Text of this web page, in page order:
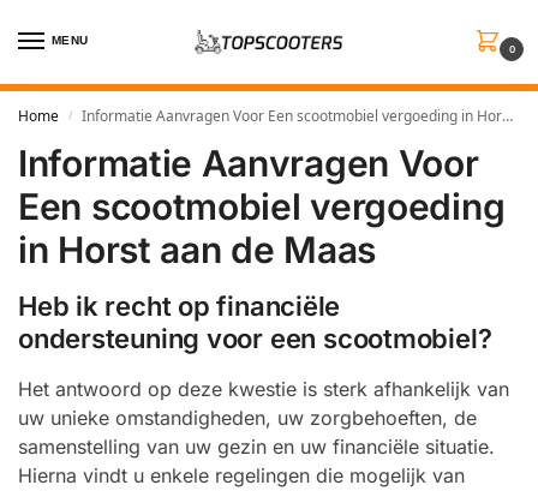
MENU
0
Home / Informatie Aanvragen Voor Een scootmobiel vergoeding in Horst aan de Maas
Informatie Aanvragen Voor
Een scootmobiel vergoeding
in Horst aan de Maas
Heb ik recht op financiële
ondersteuning voor een scootmobiel?
Het antwoord op deze kwestie is sterk afhankelijk van
uw unieke omstandigheden, uw zorgbehoeften, de
samenstelling van uw gezin en uw financiële situatie.
Hierna vindt u enkele regelingen die mogelijk van